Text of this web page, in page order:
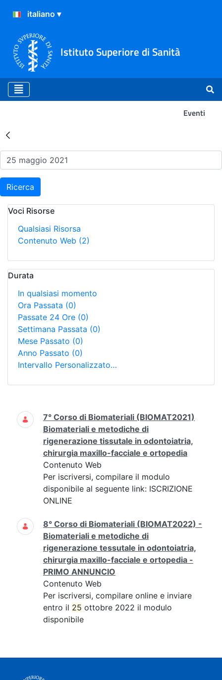
Istituto Superiore di Sanità
Eventi
Risultati della Ricerca -
Ricerca
Voci Risorse
Qualsiasi Risorsa
Contenuto Web (2)
Durata
In qualsiasi momento
Ora Passata (0)
Passate 24 Ore (0)
Settimana Passata (0)
Mese Passato (0)
Anno Passato (0)
Intervallo Personalizzato…
Ricerca
7° Corso di Biomateriali (BIOMAT2021)
Biomateriali e metodiche di
rigenerazione tissutale in odontoiatria,
chirurgia maxillo-facciale e ortopedia
Contenuto Web
Per iscriversi, compilare il modulo
disponibile al seguente link: ISCRIZIONE
ONLINE
8° Corso di Biomateriali (BIOMAT2022) -
Biomateriali e metodiche di
rigenerazione tessutale in odontoiatria,
chirurgia maxillo-facciale e ortopedia -
PRIMO ANNUNCIO
Contenuto Web
Per iscriversi, compilare online e inviare
entro il 25 ottobre 2022 il modulo
disponibile